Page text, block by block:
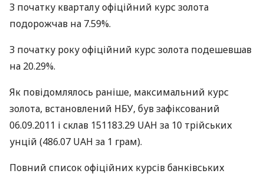
З початку кварталу офіційний курс золота
подорожчав на 7.59%.
З початку року офіційний курс золота подешевшав
на 20.29%.
Як повідомлялось раніше, максимальний курс
золота, встановлений НБУ, був зафіксований
06.09.2011 і склав 151183.29 UAH за 10 трiйських
унцій (486.07 UAH за 1 грам).
Повний список офіційних курсів банківських